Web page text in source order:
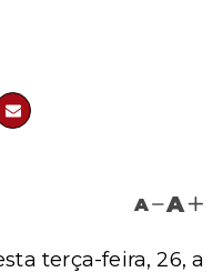
A A
terça-feira, 26, a